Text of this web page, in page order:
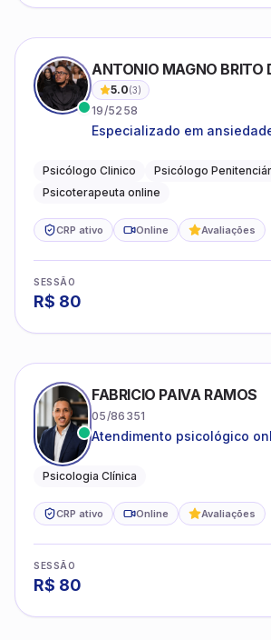
ANTONIO MAGNO BRITO
5.0(3)
19/5258
Especializado em
familiares e questões
Psicólogo Clinico
Psicólogo
Psicoterapeuta online
CRP ativo Online Avaliações
SESSÃO
R$ 80
FABRICIO PAIVA RAMOS
05/86351
Atendimento psicológico
Psicologia Clínica
CRP ativo Online Avaliações
SESSÃO
R$ 80